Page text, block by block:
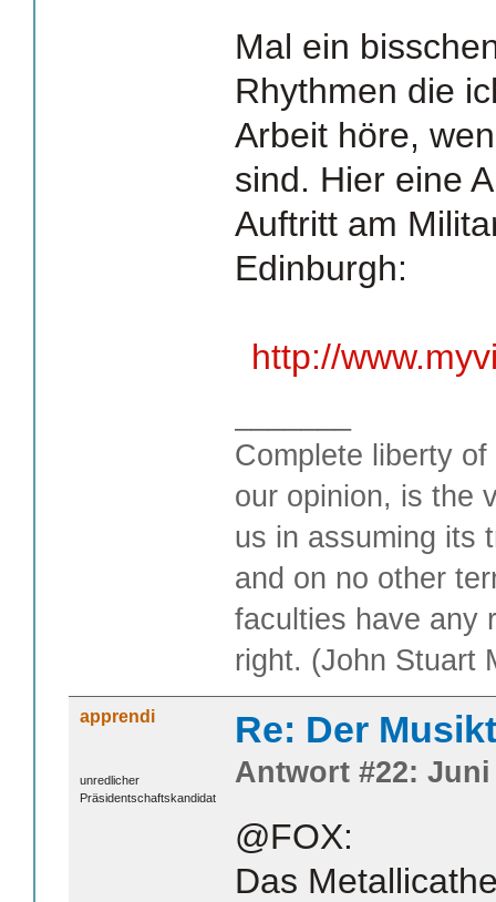
Mal ein
Rhythmen die
Arbeit höre,
sind. Hier eine
Auftritt am
Edinburgh:
http://
Complete liberty
our opinion, is the
us in assuming its
and on no other
faculties have any
right. (John Stuart
apprendi
unredlicher
Präsidentschaftskandidat
Re: Der
Antwort #22: Juni
@FOX:
Das